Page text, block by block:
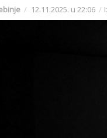
12.11.2025. u 22:06